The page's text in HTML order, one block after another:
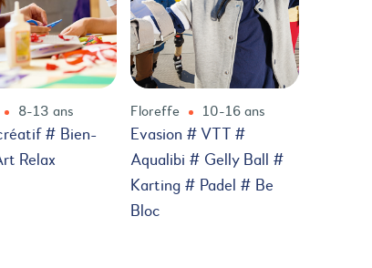
8-13 ans
# Bien-
Relax
Floreffe 10-16 ans
Evasion # VTT #
Aqualibi # Gelly Ball #
Karting # Padel # Be
Bloc